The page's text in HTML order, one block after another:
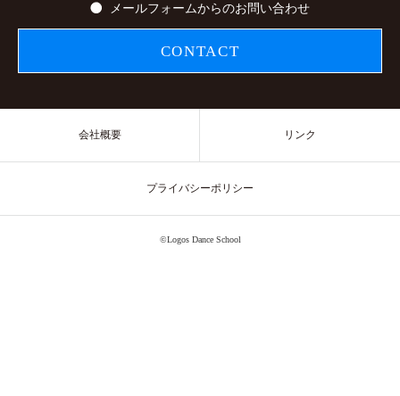
メールフォームからのお問い合わせ
CONTACT
©Logos Dance School
会社概要 リンク
プライバシーポリシー